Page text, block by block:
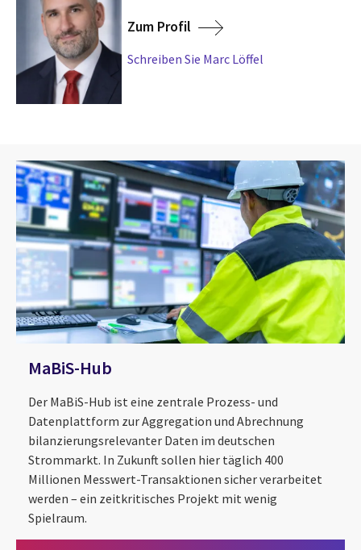
Zum Profil
Schreiben Sie Marc Löffel
MaBiS-Hub
Der MaBiS-Hub ist eine zentrale Prozess- und
Datenplattform zur Aggregation und Abrechnung
bilanzierungsrelevanter Daten im deutschen
Strommarkt. In Zukunft sollen hier täglich 400
Millionen Messwert-Transaktionen sicher verarbeitet
werden – ein zeitkritisches Projekt mit wenig
Spielraum.